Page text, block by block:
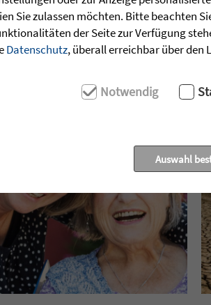
PORTRÄT IMPULS WIR
Sie zulassen möchten. Bitte beachten
der Seite zur Verfügung
Datenschutz, überall erreichbar über den
Notwendig
Auswahl